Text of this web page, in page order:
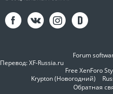
Forum
Перевод:XF-Russia.ru
Free XenForo
Krypton (Новогодний)
Обратная